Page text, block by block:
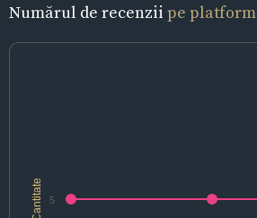
Numărul de recenzii pe
Cantitate 5